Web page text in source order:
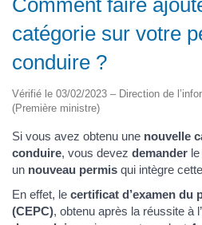
catégorie sur votre
conduire ?
Vérifié le 03/02/2023 – Direction de
(Première ministre)
Si vous avez obtenu une nouvelle
conduire, vous devez demander
un nouveau permis qui intègre
En effet, le certificat d’examen du
(CEPC), obtenu après la réussite à